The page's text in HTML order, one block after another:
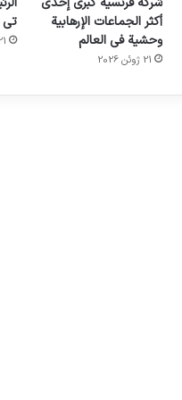
أكثر الجماعات الإرهابية
وحشية في العالم
21 ژوئن 2026
21